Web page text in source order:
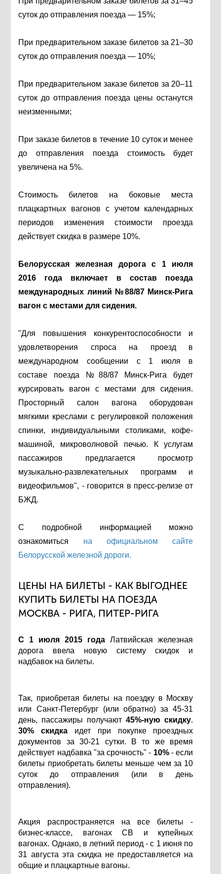
суток до отправления поезда — 15%;
При предварительном заказе билетов за 21–30
суток до отправления поезда — 10%;
При предварительном заказе билетов за 20–11
суток до отправления поезда цены останутся
неизменными;
При заказе билетов в течение 10 суток и менее
до отправления поезда стоимость будет
увеличена на 5%.
Стоимость билетов на боковые места
плацкартных вагонов с учетом календарных
периодов изменения стоимости проезда
действует скидка в размере 10%.
Белорусская железная дорога с 1 июля
2016 года включает в состав поезда
международных линий №88/87 Минск-Рига
вагон с местами для сидения.
"Для повышения конкурентоспособности и
удовлетворения спроса на проезд в
международном сообщении с 1 июля в
составе поезда №88/87 Минск-Рига будет
курсировать вагон с местами для сидения.
Просторный салон вагона оборудован
мягкими креслами с регулировкой положения
спинки, индивидуальными столиками, кофе-
машиной, микроволновой печью. К услугам
пассажиров предлагается просмотр
музыкально-развлекательных программ и
видеофильмов", - говорится в пресс-релизе от
БЖД.
С подробной информацией можно
ознакомиться на официальном сайте
Белорусской железной дороги.
ЦЕНЫ НА БИЛЕТЫ - КАК ВЫГОДНЕЕ
КУПИТЬ БИЛЕТЫ НА ПОЕЗДА
МОСКВА - РИГА, ПИТЕР-РИГА
С 1 июля 2015 года Латвийская железная
дорога ввела новую систему скидок и
надбавок на билеты.
Так, приобретая билеты на поездку в Москву
или Санкт-Петербург (или обратно) за 45-31
день, пассажиры получают45%-ную скидку.
30% скидка идет при покупке проездных
документов за 30-21 сутки. В то же время
действует надбавка "за срочность" - 10%- если
билеты приобретать билеты меньше чем за 10
суток до отправления (или в день
отправления).
Акция распространяется на все билеты -
бизнес-классе, вагонах СВ и купейных
вагонах. Однако, в летний период - с 1 июня по
31 августа эта скидка не предоставляется на
общие и плацкартные вагоны.